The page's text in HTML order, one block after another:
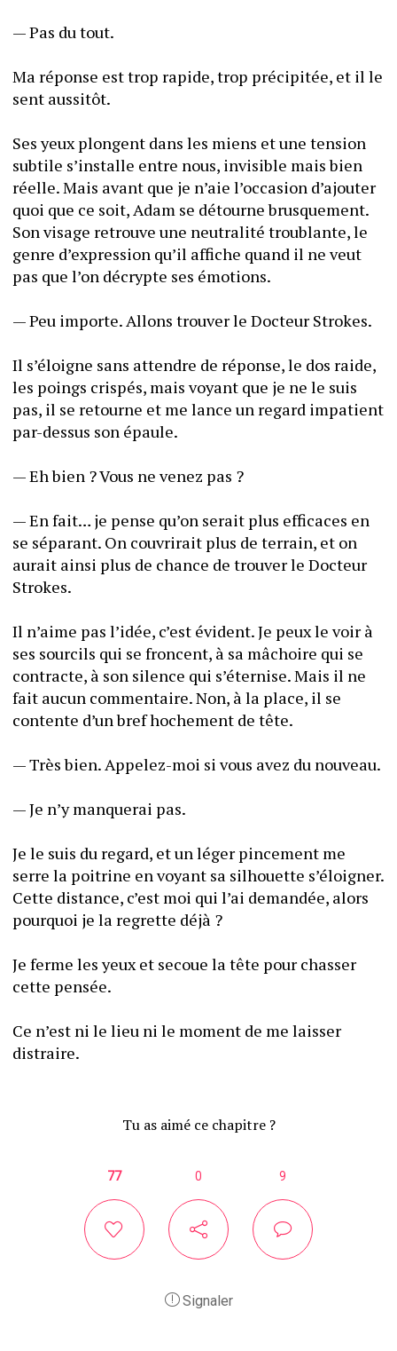
Ma réponse est trop rapide, trop précipitée, et il le
Ses yeux plongent dans les miens et une tension
subtile s’installe entre nous, invisible mais bien
réelle. Mais avant que je n’aie l’occasion d’ajouter
quoi que ce soit, Adam se détourne brusquement.
Son visage retrouve une neutralité troublante, le
genre d’expression qu’il affiche quand il ne veut
— Peu importe. Allons trouver le Docteur Strokes.
Il s’éloigne sans attendre de réponse, le dos raide,
les poings crispés, mais voyant que je ne le suis
pas, il se retourne et me lance un regard impatient
— Eh bien ? Vous ne venez pas ?
— En fait… je pense qu’on serait plus efficaces en
se séparant. On couvrirait plus de terrain, et on
aurait ainsi plus de chance de trouver le Docteur
Il n’aime pas l’idée, c’est évident. Je peux le voir à
ses sourcils qui se froncent, à sa mâchoire qui se
contracte, à son silence qui s’éternise. Mais il ne
fait aucun commentaire. Non, à la place, il se
— Très bien. Appelez-moi si vous avez du nouveau.
— Je n’y manquerai pas.
Je le suis du regard, et un léger pincement me
serre la poitrine en voyant sa silhouette s’éloigner.
Cette distance, c’est moi qui l’ai demandée, alors
pourquoi je la regrette déjà ?
Je ferme les yeux et secoue la tête pour chasser
Ce n’est ni le lieu ni le moment de me laisser
Tu as aimé ce chapitre ?
77 0 9
Signaler